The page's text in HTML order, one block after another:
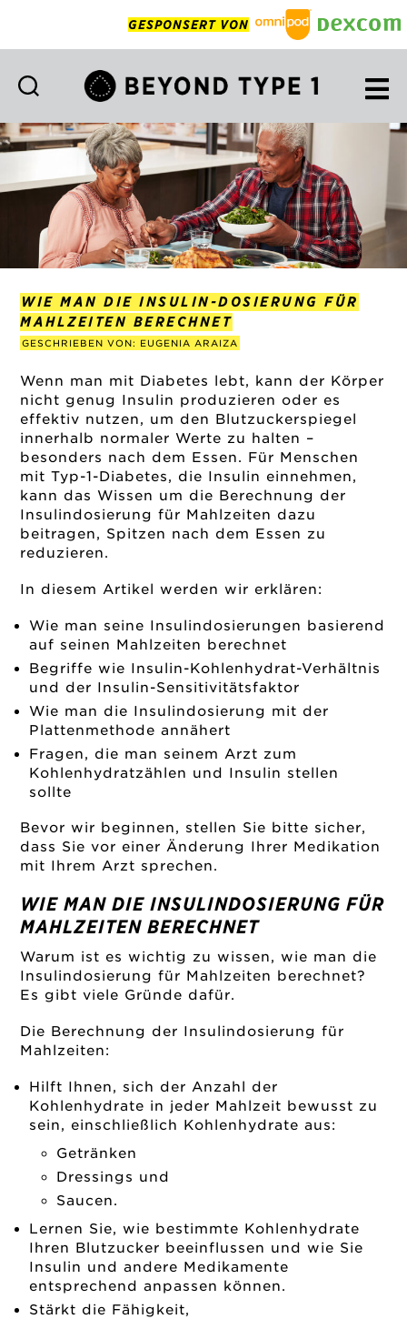
GESPONSERT VON
Type
1
Deutsch
WIE MAN DIE INSULIN-DOSIERUNG FÜR
MAHLZEITEN BERECHNET
GESCHRIEBEN VON: EUGENIA ARAIZA
Wenn man mit Diabetes lebt, kann der Körper
nicht genug Insulin produzieren oder es
effektiv nutzen, um den Blutzuckerspiegel
innerhalb normaler Werte zu halten –
besonders nach dem Essen. Für Menschen
mit Typ-1-Diabetes, die Insulin einnehmen,
kann das Wissen um die Berechnung der
Insulindosierung für Mahlzeiten dazu
beitragen, Spitzen nach dem Essen zu
reduzieren.
In diesem Artikel werden wir erklären:
Wie man seine Insulindosierungen basierend
auf seinen Mahlzeiten berechnet
Begriffe wie Insulin-Kohlenhydrat-Verhältnis
und der Insulin-Sensitivitätsfaktor
Wie man die Insulindosierung mit der
Plattenmethode annähert
Fragen, die man seinem Arzt zum
Kohlenhydratzählen und Insulin stellen
sollte
Bevor wir beginnen, stellen Sie bitte sicher,
dass Sie vor einer Änderung Ihrer Medikation
mit Ihrem Arzt sprechen.
WIE MAN DIE INSULINDOSIERUNG FÜR
MAHLZEITEN BERECHNET
Warum ist es wichtig zu wissen, wie man die
Insulindosierung für Mahlzeiten berechnet?
Es gibt viele Gründe dafür.
Die Berechnung der Insulindosierung für
Mahlzeiten:
Hilft Ihnen, sich der Anzahl der
Kohlenhydrate in jeder Mahlzeit bewusst zu
sein, einschließlich Kohlenhydrate aus:
Getränken
Dressings und
Saucen.
Lernen Sie, wie bestimmte Kohlenhydrate
Ihren Blutzucker beeinflussen und wie Sie
Insulin und andere Medikamente
entsprechend anpassen können.
Stärkt die Fähigkeit,